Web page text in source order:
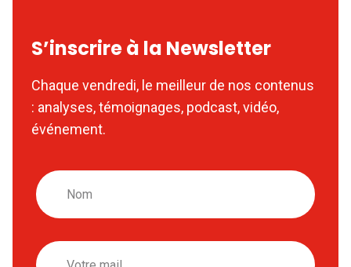
S’inscrire à la Newsletter
Chaque vendredi, le meilleur de nos contenus
: analyses, témoignages, podcast, vidéo,
événement.
Nom
Email